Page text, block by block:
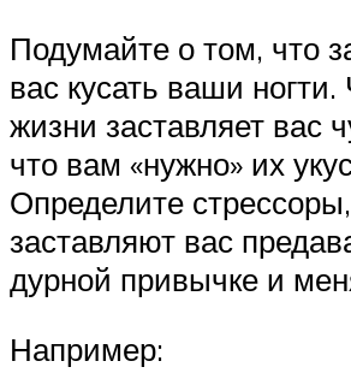
Подумайте о том, что
вас кусать ваши
жизни заставляет вас
что вам «нужно» их
Определите
заставляют вас
дурной привычке и
Например: